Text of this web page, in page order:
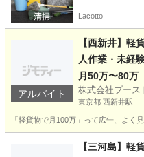
Lacotto
アルバイト
【西新井】軽
人作業・未経
月50万〜80万
株式会社ブース
東京都 西新井駅
「軽貨物で月100万」って広告、よ
西新井駅 ド
【三河島】軽